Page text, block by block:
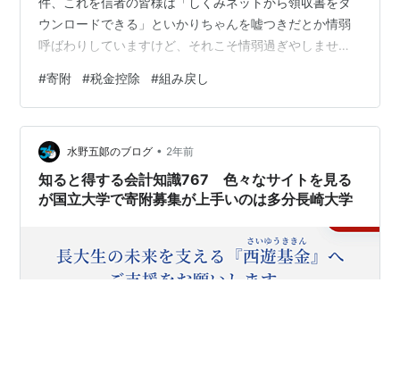
ウンロードできる」といかりちゃんを嘘つきだとか情弱
呼ばわりしていますけど、それこそ情弱過ぎやしません
ない。お金の流れがクリーンな団体である、と自慢して
いる有本さんの嘘を暴いているわけですよ。現状のシス
テムだと日本国籍を確認するチェック項目欄にチェック
をいれるだけ…、現金授受ではなく全て銀行振り込みだ
からお金の流れがクリーンだと言うにはあまりにも管理
が杜撰すぎやしませんか？という話 自民党に「党…
#寄附 #税金控除 #組み戻し
水野五郞のブログ • 2年前
知ると得する会計知識767 色々なサイトを見る
が国立大学で寄附募集が上手いのは多分長崎大学